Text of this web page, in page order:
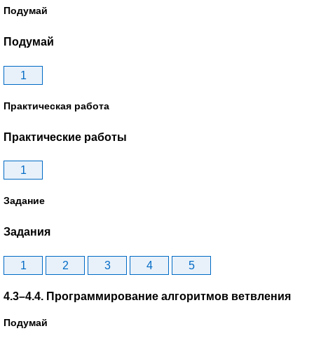
Подумай
Подумай
1
Практическая работа
Практические работы
1
Задание
Задания
1 2 3 4 5
4.3–4.4. Программирование алгоритмов ветвления
Подумай